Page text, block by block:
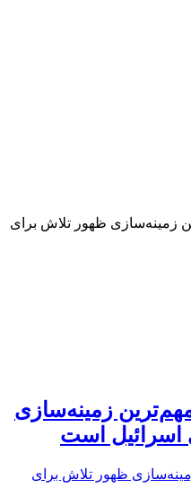
زمینه‌سازی ظهور تلاش برای
زمینه‌سازی
اسرائیل است